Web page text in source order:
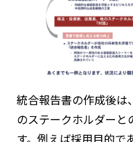
統合報告書の作成後は
のステークホルダーと
す。例えば採用目的で